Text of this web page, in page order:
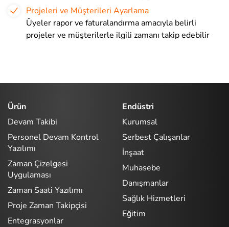
Projeleri ve Müşterileri Ayarlama
Üyeler rapor ve faturalandırma amacıyla belirli
projeler ve müşterilerle ilgili zamanı takip edebilir
Ürün
Devam Takibi
Personel Devam Kontrol
Yazılımı
Zaman Çizelgesi
Uygulaması
Zaman Saati Yazılımı
Proje Zaman Takipçisi
Entegrasyonlar
Endüstri
Kurumsal
Serbest Çalışanlar
İnşaat
Muhasebe
Danışmanlar
Sağlık Hizmetleri
Eğitim